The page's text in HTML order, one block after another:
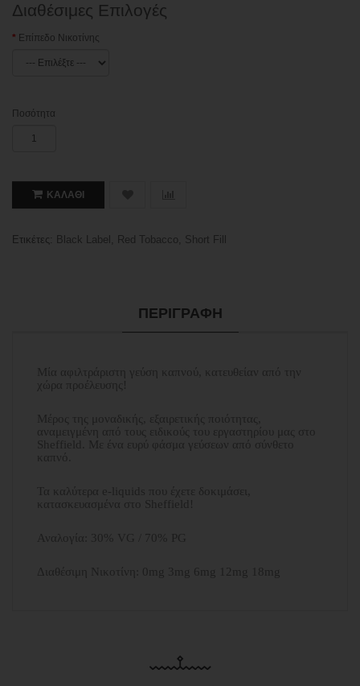
Διαθέσιμες Επιλογές
Επίπεδο Νικοτίνης
Ποσότητα
ΚΑΛΆΘΙ
Ετικέτες: Black Label , Red Tobacco, Short Fill
ΠΕΡΙΓΡΑΦΉ
Μία αφιλτράριστη γεύση καπνού, κατευθείαν από την
χώρα προέλευσης!
Μέρος της μοναδικής, εξαιρετικής ποιότητας,
αναμειγμένη από τους ειδικούς του εργαστηρίου μας στο
Sheffield. Με ένα ευρύ φάσμα γεύσεων από σύνθετο
καπνό.
Τα καλύτερα e-liquids που έχετε δοκιμάσει,
κατασκευασμένα στο Sheffield!
Αναλογία: 30% VG / 70% PG
Διαθέσιμη Νικοτίνη: 0mg 3mg 6mg 12mg 18mg